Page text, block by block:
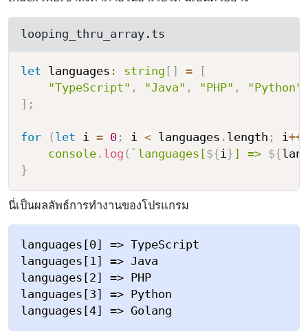
looping_thru_array.ts
let languages : string [ ] =
[
"TypeScript" , "Java" , "PHP" , "Python"
] ;
for ( let i = 0; i < languages . length ; i++
console. log ( ` languages[${i}] => ${
}
นี่เป็นผลลัพธ์การทำงานของโปรแกรม
languages[0] => TypeScript
languages[1] => Java
languages[2] => PHP
languages[3] => Python